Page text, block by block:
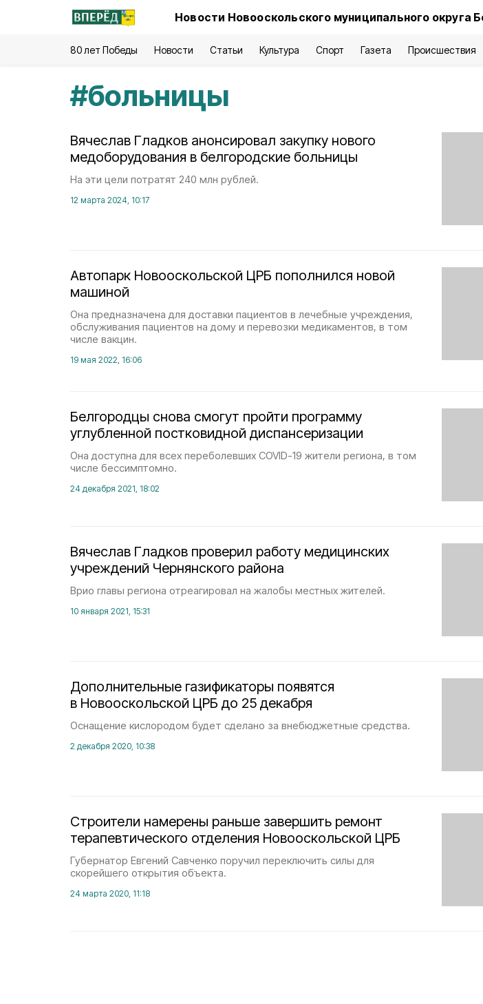
Новости Новооскольского муниципального округа
80 лет Победы Новости Статьи Культура Спорт Газета Происшествия
#больницы
Вячеслав Гладков анонсировал закупку нового
медоборудования в белгородские больницы
На эти цели потратят 240 млн рублей.
12 марта 2024, 10:17
Автопарк Новооскольской ЦРБ пополнился новой
машиной
Она предназначена для доставки пациентов в лечебные учреждения,
обслуживания пациентов на дому и перевозки медикаментов, в том
числе вакцин.
19 мая 2022, 16:06
Белгородцы снова смогут пройти программу
углубленной постковидной диспансеризации
Она доступна для всех переболевших COVID-19 жители региона, в том
числе бессимптомно.
24 декабря 2021, 18:02
Вячеслав Гладков проверил работу медицинских
учреждений Чернянского района
Врио главы региона отреагировал на жалобы местных жителей.
10 января 2021, 15:31
Дополнительные газификаторы появятся
в Новооскольской ЦРБ до 25 декабря
Оснащение кислородом будет сделано за внебюджетные средства.
2 декабря 2020, 10:38
Строители намерены раньше завершить ремонт
терапевтического отделения Новооскольской ЦРБ
Губернатор Евгений Савченко поручил переключить силы для
скорейшего открытия объекта.
24 марта 2020, 11:18